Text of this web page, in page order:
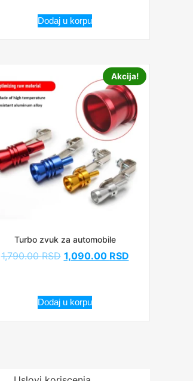
Dodaj u korpu
Akcija!
Turbo zvuk za automobile
1,790.00RSD 1,090.00 RSD
Dodaj u korpu